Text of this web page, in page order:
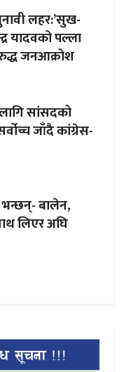
लहर:’सुख-
यादवको पल्ला
जनआक्रोश
सांसदको
जाँदै कांग्रेस-
भन्छन्- बालेन,
लिएर अघि